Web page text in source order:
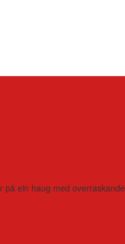
ein haug med